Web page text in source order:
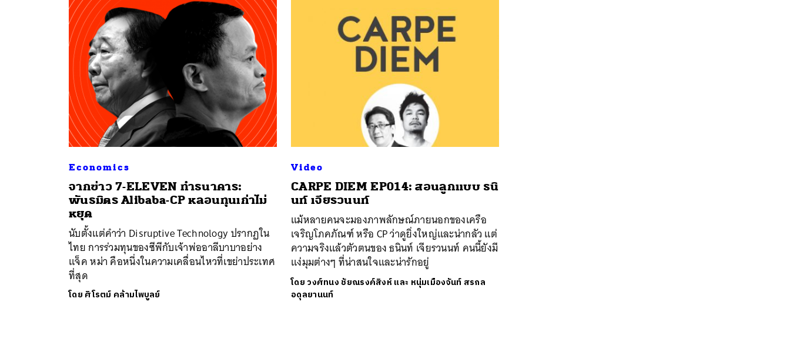
Economics
จากข่าว 7-ELEVEN ทำธนาคาร:
พันธมิตร Alibaba-CP หลอนทุนเก่าไม่
หยุด
นับตั้งแต่คำว่า Disruptive Technology ปรากฏใน
ไทย การร่วมทุนของซีพีกับเจ้าพ่ออาลีบาบาอย่าง
แจ็ค หม่า คือหนึ่งในความเคลื่อนไหวที่เขย่าประเทศ
ที่สุด
โดย ศิโรตม์ คล้ามไพบูลย์
Video
CARPE DIEM EP014: สอนลูกแบบ ธนิ
นท์ เจียรวนนท์
แม้หลายคนจะมองภาพลักษณ์ภายนอกของเครือ
เจริญโภคภัณฑ์ หรือ CP ว่าดูยิ่งใหญ่และน่ากลัว แต่
ความจริงแล้วตัวตนของ ธนินท์ เจียรวนนท์ คนนี้ยังมี
แง่มุมต่างๆ ที่น่าสนใจและน่ารักอยู่
โดยวงศ์ทนง ชัยณรงค์สิงห์ และ หนุ่มเมืองจันท์ สรกล
อดุลยานนท์
TWEET LINE